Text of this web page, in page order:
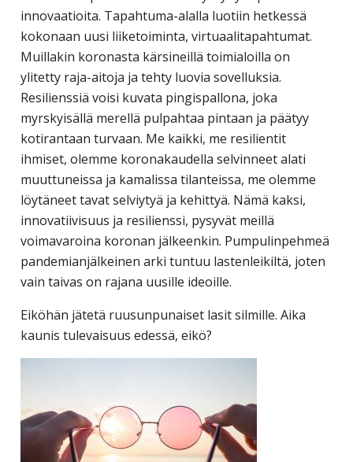
innovaatioita. Tapahtuma-alalla luotiin hetkessä
kokonaan uusi liiketoiminta, virtuaalitapahtumat.
Muillakin koronasta kärsineillä toimialoilla on
ylitetty raja-aitoja ja tehty luovia sovelluksia.
Resilienssiä voisi kuvata pingispallona, joka
myrskyisällä merellä pulpahtaa pintaan ja päätyy
kotirantaan turvaan. Me kaikki, me resilientit
ihmiset, olemme koronakaudella selvinneet alati
muuttuneissa ja kamalissa tilanteissa, me olemme
löytäneet tavat selviytyä ja kehittyä. Nämä kaksi,
innovatiivisuus ja resilienssi, pysyvät meillä
voimavaroina koronan jälkeenkin. Pumpulinpehmeä
pandemianjälkeinen arki tuntuu lastenleikiltä, joten
vain taivas on rajana uusille ideoille.
Eiköhän jätetä ruusunpunaiset lasit silmille. Aika
kaunis tulevaisuus edessä, eikö?